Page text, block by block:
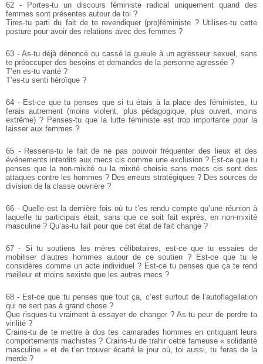
62 - Portes-tu un discours féministe radical uniquement quand des
femmes sont présentes autour de toi ?
Tires-tu parti du fait de te revendiquer (pro)féministe ? Utilises-tu cette
posture pour avoir des relations avec des femmes ?
63 - As-tu déjà dénoncé ou cassé la gueule à un agresseur sexuel, sans
te préoccuper des besoins et demandes de la personne agressée ?
T’en es-tu vanté ?
T’es-tu senti héroïque ?
64 - Est-ce que tu penses que si tu étais à la place des féministes, tu
ferais autrement (moins violent, plus pédagogique, plus ouvert, moins
extrême) ? Penses-tu que la lutte féministe est trop importante pour la
laisser aux femmes ?
65 - Ressens-tu le fait de ne pas pouvoir fréquenter des lieux et des
événements interdits aux mecs cis comme une exclusion ? Est-ce que tu
penses que la non-mixité ou la mixité choisie sans mecs cis sont des
attaques contre les hommes ? Des erreurs stratégiques ? Des sources de
division de la classe ouvrière ?
66 - Quelle est la dernière fois où tu t’es rendu compte qu’une réunion à
laquelle tu participais était, sans que ce soit fait exprès, en non-mixité
masculine ? Qu’as-tu fait pour que cet état de fait change ?
67 - Si tu soutiens les mères célibataires, est-ce que tu essaies de
mobiliser d’autres hommes autour de ce soutien ? Est-ce que tu le
considères comme un acte individuel ? Est-ce tu penses que ça te rend
meilleur et moins sexiste que les autres mecs ?
68 - Est-ce que tu penses que tout ça, c’est surtout de l’autoflagellation
qui ne sert pas à grand chose ?
Que risques-tu vraiment à essayer de changer ? As-tu peur de perdre ta
virilité ?
Crains-tu de te mettre à dos tes camarades hommes en critiquant leurs
comportements machistes ? Crains-tu de trahir cette fameuse « solidarité
masculine » et de t’en trouver écarté le jour où, toi aussi, tu feras de la
merde ?